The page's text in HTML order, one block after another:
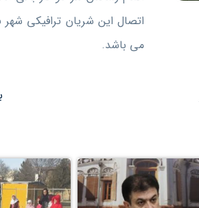
اتصال این شریان ترافیکی
می باشد.